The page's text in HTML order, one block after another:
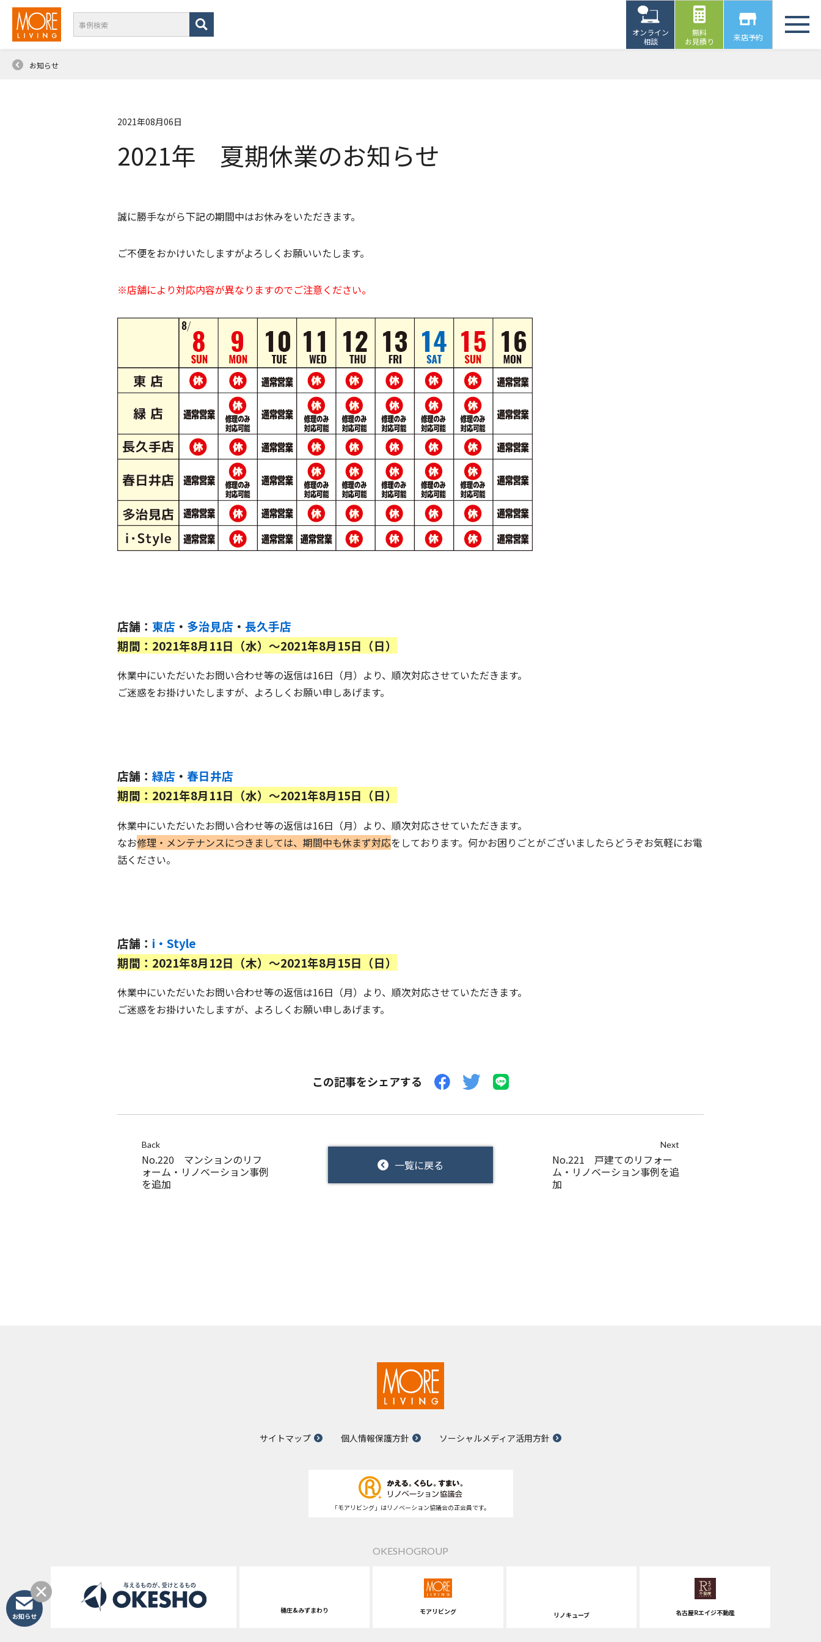
オンライン
相談
無料
お見積り
来店予約
お知らせ
2021年08月06日
2021年 夏期休業のお知らせ
誠に勝手ながら下記の期間中はお休みをいただきます。
ご不便をおかけいたしますがよろしくお願いいたします。
※店舗により対応内容が異なりますのでご注意ください。
店舗： 東店 ・ 多治見店 ・ 長久手店
期間：2021年8月11日（水）〜2021年8月15日（日）
休業中にいただいたお問い合わせ等の返信は16日（月）より、順次対応させていただきます。
ご迷惑をお掛けいたしますが、よろしくお願い申しあげます。
店舗： 緑店 ・ 春日井店
期間：2021年8月11日（水）〜2021年8月15日（日）
休業中にいただいたお問い合わせ等の返信は16日（月）より、順次対応させていただきます。
なお修理・メンテナンスにつきましては、期間中も休まず対応をしております。何かお困りごとがございましたらどうぞお気軽にお電
話ください。
店舗： i・Style
期間：2021年8月12日（木）〜2021年8月15日（日）
休業中にいただいたお問い合わせ等の返信は16日（月）より、順次対応させていただきます。
ご迷惑をお掛けいたしますが、よろしくお願い申しあげます。
この記事をシェアする
Back
No.220 マンションのリフ
ォーム・リノベーション事例
を追加
一覧に戻る
Next
No.221 戸建てのリフォー
ム・リノベーション事例を追
加
サイトマップ 個人情報保護方針 ソーシャルメディア活用方針
「モアリビング」はリノベーション協議会の正会員です。
OKESHOGROUP
桶庄&みずまわり モアリビング リノキューブ 名古屋Rエイジ不動産
お知らせ